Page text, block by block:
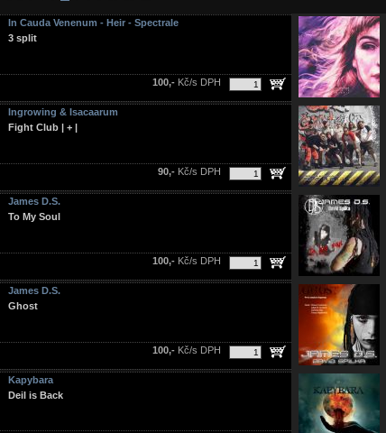
In Cauda Venenum - Heir - Spectrale
3 split
100,-Kč/s DPH
Ingrowing & Isacaarum
Fight Club | + |
90,-Kč/s DPH
James D.S.
To My Soul
100,-Kč/s DPH
James D.S.
Ghost
100,-Kč/s DPH
Kapybara
Deil is Back